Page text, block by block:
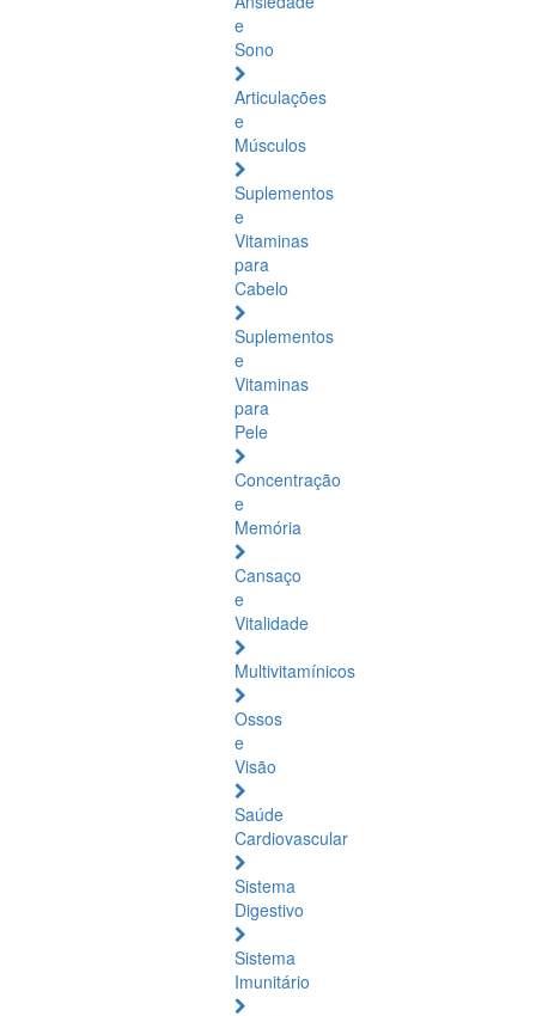
e
Sono
Articulações
e
Músculos
Suplementos
e
Vitaminas
para
Cabelo
Suplementos
e
Vitaminas
para
Pele
Concentração
e
Memória
Cansaço
e
Vitalidade
Multivitamínicos
Ossos
e
Visão
Saúde
Cardiovascular
Sistema
Digestivo
Sistema
Imunitário